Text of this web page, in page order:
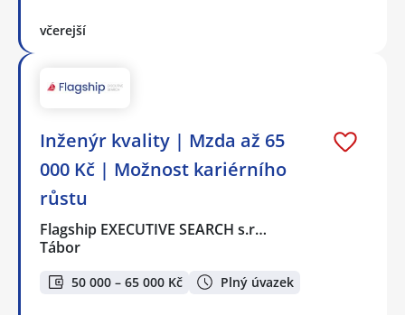
včerejší
Inženýr kvality | Mzda až 65
000 Kč | Možnost kariérního
růstu
Flagship EXECUTIVE SEARCH s.r…
Tábor
50 000 – 65 000 Kč Plný úvazek